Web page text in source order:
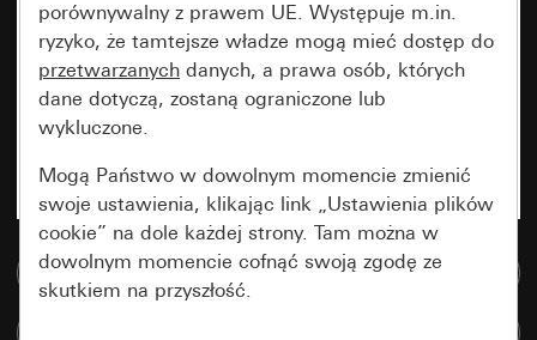
Do bazy danych multimedialnych
porównywalny z prawem UE. Występuje m.in.
ryzyko, że tamtejsze władze mogą mieć dostęp do
przetwarzanych danych, a prawa osób, których
dane dotyczą, zostaną ograniczone lub
wykluczone.
Mogą Państwo w dowolnym momencie zmienić
swoje ustawienia, klikając link „Ustawienia plików
cookie” na dole każdej strony. Tam można w
dowolnym momencie cofnąć swoją zgodę ze
skutkiem na przyszłość.